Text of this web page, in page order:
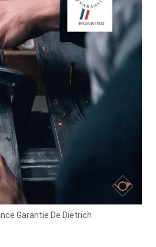
Garantie De Dietrich